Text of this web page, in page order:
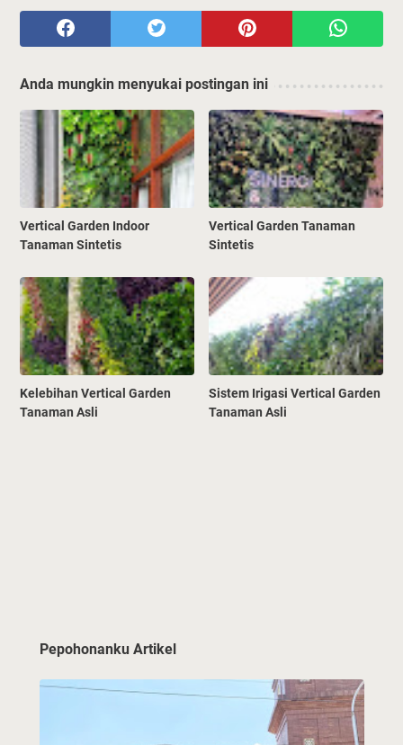
Anda mungkin menyukai postingan ini
Vertical Garden Indoor
Tanaman Sintetis
Vertical Garden Tanaman
Sintetis
Kelebihan Vertical Garden
Tanaman Asli
Sistem Irigasi Vertical Garden
Tanaman Asli
Pepohonanku Artikel